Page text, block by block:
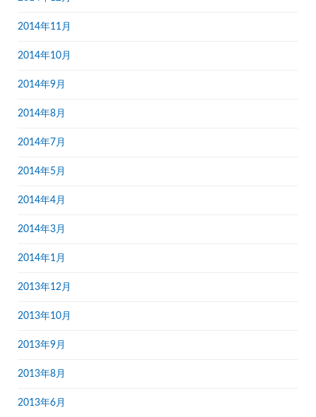
2014年11月
2014年10月
2014年9月
2014年8月
2014年7月
2014年5月
2014年4月
2014年3月
2014年1月
2013年12月
2013年10月
2013年9月
2013年8月
2013年6月